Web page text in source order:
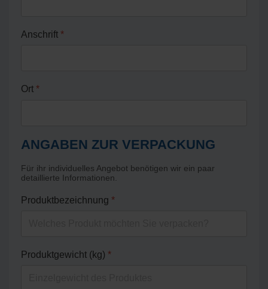
Anschrift *
Ort *
ANGABEN ZUR VERPACKUNG
Für ihr individuelles Angebot benötigen wir ein paar
detaillierte Informationen.
Produktbezeichnung *
Produktgewicht (kg) *